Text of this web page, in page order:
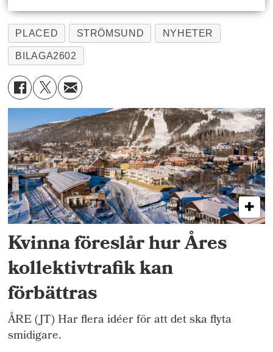
PLACED STRÖMSUND NYHETER
BILAGA2602
Kvinna föreslår hur Åres
kollektivtrafik kan
förbättras
ÅRE (JT) Har flera idéer för att det ska flyta
smidigare.